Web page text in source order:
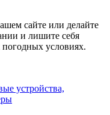
сайте или делайте
и лишите себя
условиях.
устройства,